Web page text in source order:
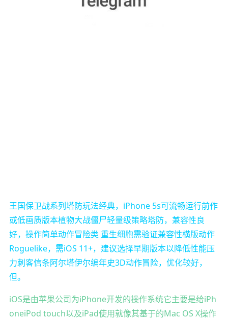
王国保卫战系列塔防玩法经典，iPhone 5s可流畅运行前作
或低画质版本植物大战僵尸轻量级策略塔防，兼容性良
好，操作简单动作冒险类 重生细胞需验证兼容性横版动作
Roguelike，需iOS 11+，建议选择早期版本以降低性能压
力刺客信条阿尔塔伊尔编年史3D动作冒险，优化较好，
但。
iOS是由苹果公司为iPhone开发的操作系统它主要是给iPh
oneiPod touch以及iPad使用就像其基于的Mac OS X操作